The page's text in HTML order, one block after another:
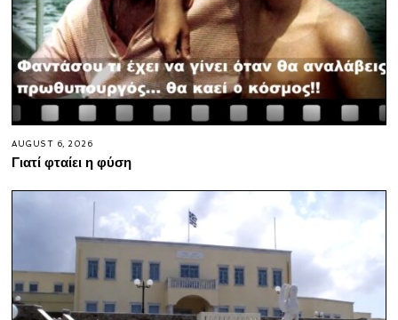
AUGUST 6, 2026
Γιατί φταίει η φύση